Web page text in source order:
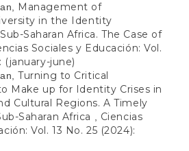
Management of
in the Identity
Saharan Africa. The Case of
Sociales y Educación: Vol.
(january-june)
Turning to Critical
Make up for Identity Crises in
Cultural Regions. A Timely
Saharan Africa , Ciencias
Vol. 13 No. 25 (2024):